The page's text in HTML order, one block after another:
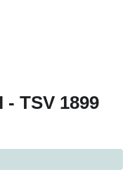
- TSV 1899